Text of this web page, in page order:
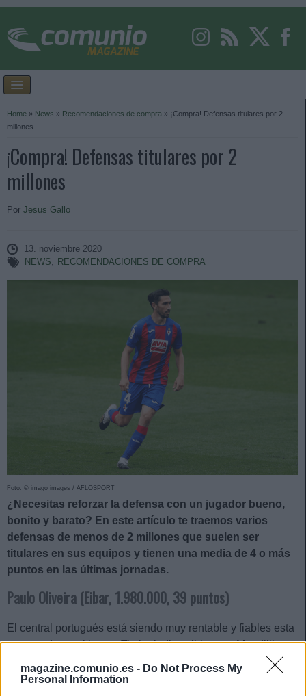
magazine.comunio.es - Do Not Process My
Personal Information
Home » News » Recomendaciones de compra » ¡Compra! Defensas titulares por 2
millones
¡Compra! Defensas titulares por 2
millones
Por Jesus Gallo
13. noviembre 2020
NEWS, RECOMENDACIONES DE COMPRA
Foto: © imago images / AFLOSPORT
¿Necesitas reforzar la defensa con un jugador bueno,
bonito y barato? En este artículo te traemos varios
defensas de menos de 2 millones que suelen ser
titulares en sus equipos y tienen una media de 4 o más
puntos en las últimas jornadas.
Paulo Oliveira (Eibar, 1.980.000, 39 puntos)
El central portugués está siendo muy rentable y fiables esta
temporada en el juego. Titular indiscutible para Mendilibar,
suma un total de 39 puntos con una media de 4,88 por
partido. En las últimas cinco jornadas ha mejorado sus